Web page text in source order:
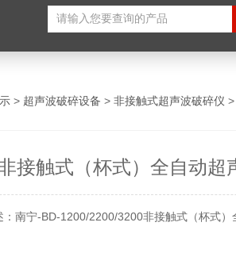
> 超声波破碎设备 > 非接触式超声波破碎仪 >
接触式（杯式）全自动超
：南宁-BD-1200/2200/3200非接触式（杯式）